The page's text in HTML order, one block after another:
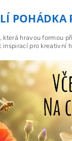
POHÁDKA
která hravou formou
pro kreativní